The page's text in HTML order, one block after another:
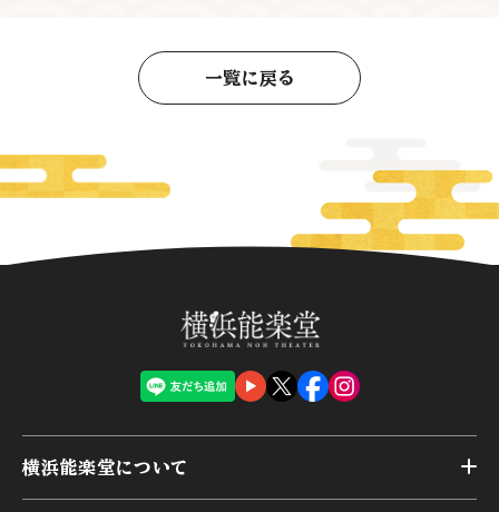
一覧に戻る
横浜能楽堂について